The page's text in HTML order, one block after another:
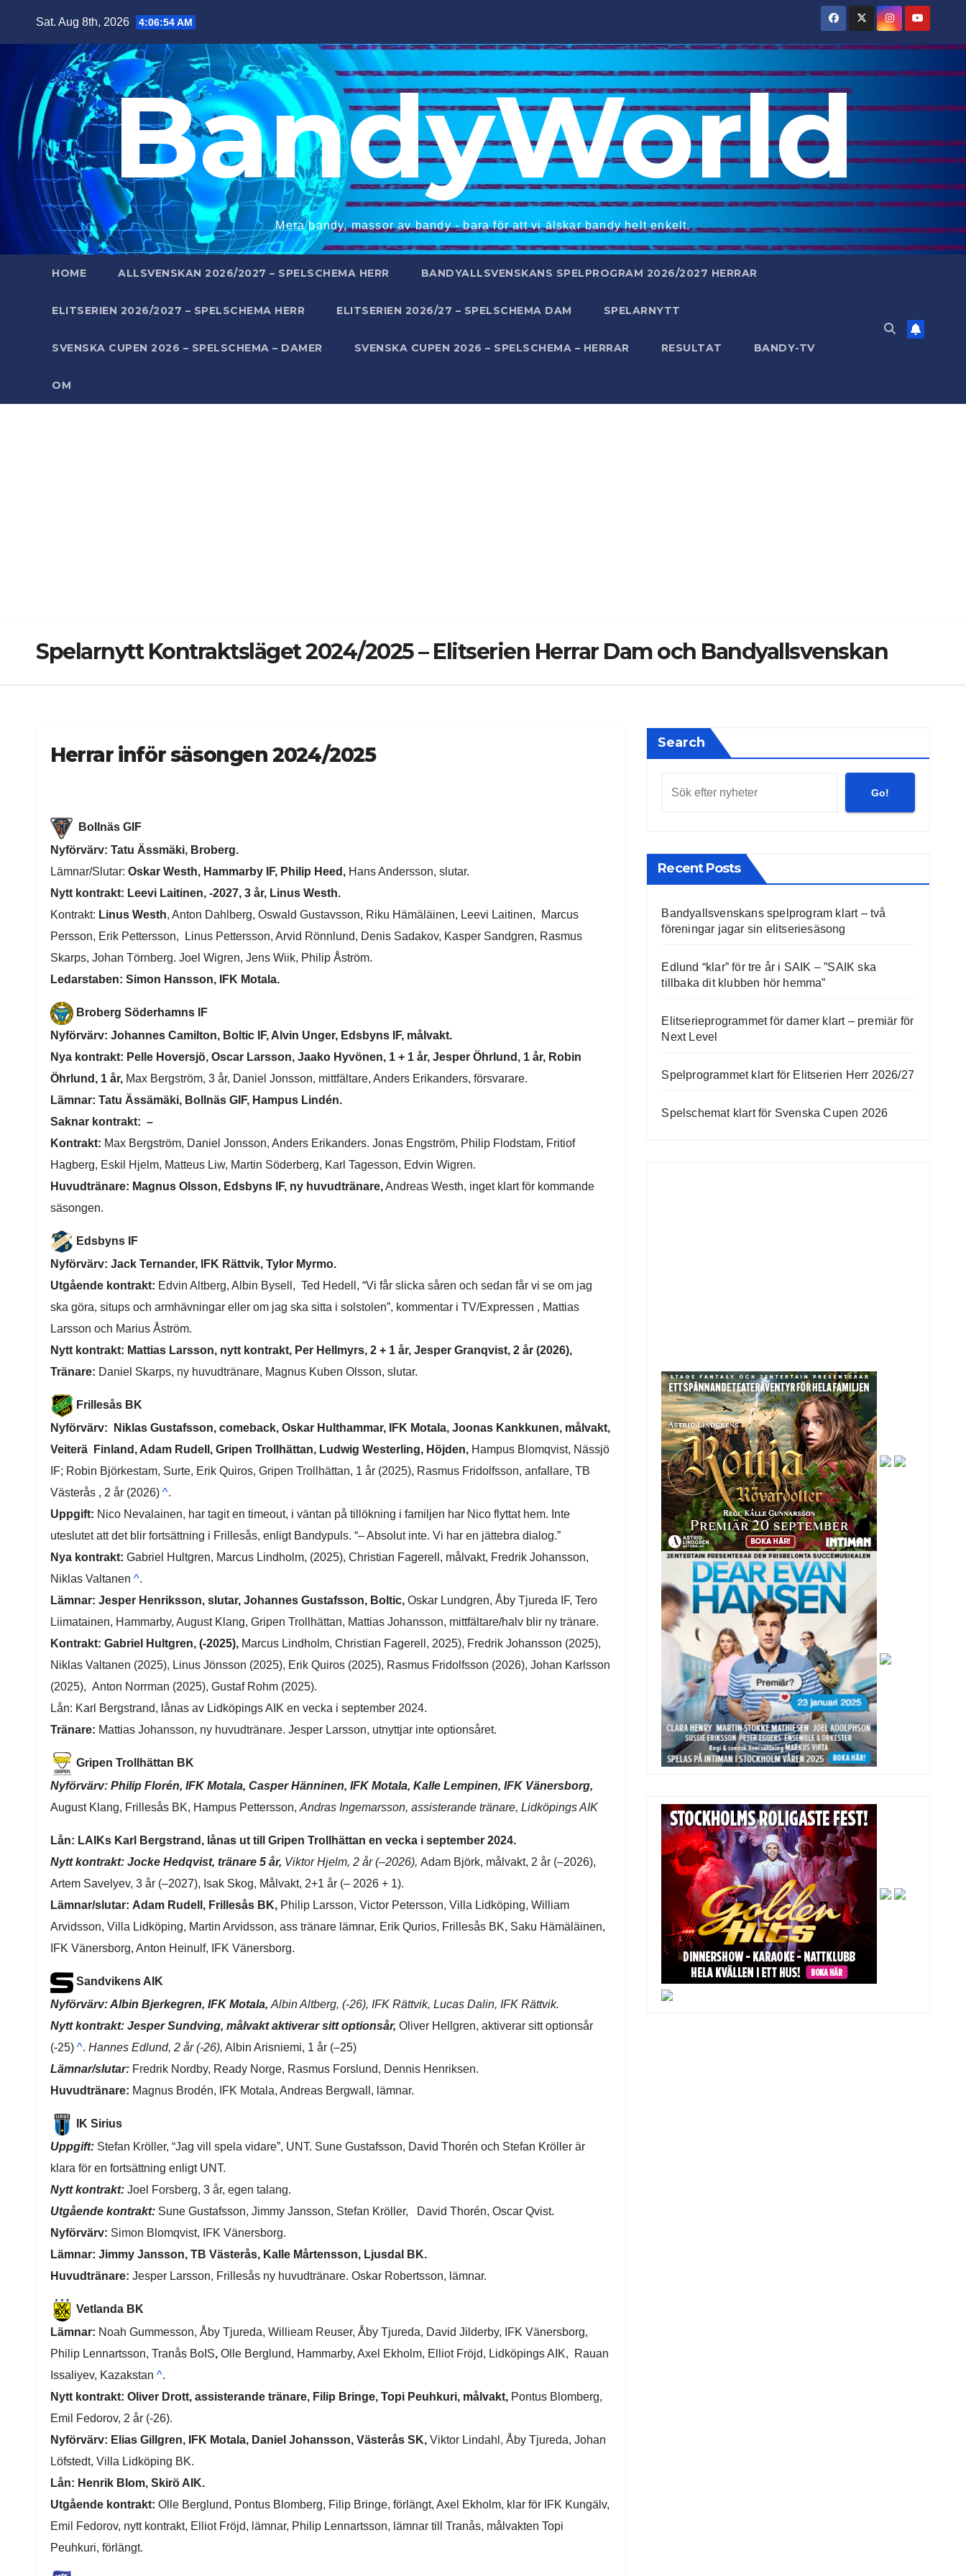
Sat. Aug 8th, 2026 4:06:55 AM
BandyWorld
Mera bandy, massor av bandy - bara för att vi älskar bandy helt enkelt.
HOME ALLSVENSKAN 2026/2027 – SPELSCHEMA HERR BANDYALLSVENSKANS SPELPROGRAM 2026/2027 HERRAR
ELITSERIEN 2026/2027 – SPELSCHEMA HERR ELITSERIEN 2026/27 – SPELSCHEMA DAM SPELARNYTT
SVENSKA CUPEN 2026 – SPELSCHEMA – DAMER SVENSKA CUPEN 2026 – SPELSCHEMA – HERRAR RESULTAT BANDY-TV
OM
Spelarnytt Kontraktsläget 2024/2025 – Elitserien Herrar Dam och Bandyallsvenskan
Herrar inför säsongen 2024/2025
Bollnäs GIF
Nyförvärv: Tatu Ässmäki, Broberg.
Lämnar/Slutar: Oskar Westh, Hammarby IF, Philip Heed, Hans Andersson, slutar.
Nytt kontrakt: Leevi Laitinen, -2027, 3 år, Linus Westh.
Kontrakt: Linus Westh, Anton Dahlberg, Oswald Gustavsson, Riku Hämäläinen, Leevi Laitinen, Marcus
Persson, Erik Pettersson, Linus Pettersson, Arvid Rönnlund, Denis Sadakov, Kasper Sandgren, Rasmus
Skarps, Johan Törnberg. Joel Wigren, Jens Wiik, Philip Åström.
Ledarstaben: Simon Hansson, IFK Motala.
Broberg Söderhamns IF
Nyförvärv: Johannes Camilton, Boltic IF, Alvin Unger, Edsbyns IF, målvakt.
Nya kontrakt: Pelle Hoversjö, Oscar Larsson, Jaako Hyvönen, 1 + 1 år, Jesper Öhrlund, 1 år, Robin
Öhrlund, 1 år, Max Bergström, 3 år, Daniel Jonsson, mittfältare, Anders Erikanders, försvarare.
Lämnar: Tatu Ässämäki, Bollnäs GIF, Hampus Lindén.
Saknar kontrakt: –
Kontrakt: Max Bergström, Daniel Jonsson, Anders Erikanders. Jonas Engström, Philip Flodstam, Fritiof
Hagberg, Eskil Hjelm, Matteus Liw, Martin Söderberg, Karl Tagesson, Edvin Wigren.
Huvudtränare: Magnus Olsson, Edsbyns IF, ny huvudtränare,Andreas Westh, inget klart för kommande
säsongen.
Edsbyns IF
Nyförvärv: Jack Ternander, IFK Rättvik, Tylor Myrmo.
Utgående kontrakt: Edvin Altberg, Albin Bysell, Ted Hedell, “Vi får slicka såren och sedan får vi se om jag
ska göra, situps och armhävningar eller om jag ska sitta i solstolen”, kommentar i TV/Expressen , Mattias
Larsson och Marius Åström.
Nytt kontrakt: Mattias Larsson, nytt kontrakt, Per Hellmyrs, 2 + 1 år, Jesper Granqvist, 2 år (2026),
Tränare: Daniel Skarps, ny huvudtränare, Magnus Kuben Olsson, slutar.
Frillesås BK
Nyförvärv:
Niklas Gustafsson, comeback, Oskar Hulthammar, IFK Motala, Joonas Kankkunen, målvakt,
Veiterä Finland, Adam Rudell, Gripen Trollhättan, Ludwig Westerling, Höjden, Hampus Blomqvist, Nässjö
IF; Robin Björkestam, Surte, Erik Quiros, Gripen Trollhättan, 1 år (2025), Rasmus Fridolfsson, anfallare, TB
Västerås , 2 år (2026) ^.
Uppgift: Nico Nevalainen, har tagit en timeout, i väntan på tillökning i familjen har Nico flyttat hem. Inte
uteslutet att det blir fortsättning i Frillesås, enligt Bandypuls. “– Absolut inte. Vi har en jättebra dialog.”
Nya kontrakt: Gabriel Hultgren, Marcus Lindholm, (2025), Christian Fagerell, målvakt, Fredrik Johansson,
Niklas Valtanen ^.
Lämnar: Jesper Henriksson, slutar, Johannes Gustafsson, Boltic, Oskar Lundgren, Åby Tjureda IF, Tero
Liimatainen, Hammarby, August Klang, Gripen Trollhättan, Mattias Johansson, mittfältare/halv blir ny tränare.
Kontrakt: Gabriel Hultgren, (-2025), Marcus Lindholm, Christian Fagerell, 2025), Fredrik Johansson (2025),
Niklas Valtanen (2025), Linus Jönsson (2025), Erik Quiros (2025), Rasmus Fridolfsson (2026), Johan Karlsson
(2025), Anton Norrman (2025), Gustaf Rohm (2025).
Lån: Karl Bergstrand, lånas av Lidköpings AIK en vecka i september 2024.
Tränare: Mattias Johansson, ny huvudtränare. Jesper Larsson, utnyttjar inte optionsåret.
Gripen Trollhättan BK
Nyförvärv: Philip Florén, IFK Motala, Casper Hänninen, IFK Motala, Kalle Lempinen, IFK Vänersborg,
August Klang, Frillesås BK, Hampus Pettersson, Andras Ingemarsson, assisterande tränare, Lidköpings AIK
Lån: LAIKs Karl Bergstrand, lånas ut till Gripen Trollhättan en vecka i september 2024.
Nytt kontrakt: Jocke Hedqvist, tränare 5 år, Viktor Hjelm, 2 år (–2026), Adam Björk, målvakt, 2 år (–2026),
Artem Savelyev, 3 år (–2027), Isak Skog, Målvakt, 2+1 år (– 2026 + 1).
Lämnar/slutar: Adam Rudell, Frillesås BK, Philip Larsson, Victor Petersson, Villa Lidköping, William
Arvidsson, Villa Lidköping, Martin Arvidsson, ass tränare lämnar, Erik Qurios, Frillesås BK, Saku Hämäläinen,
IFK Vänersborg, Anton Heinulf, IFK Vänersborg.
Sandvikens AIK
Nyförvärv: Albin Bjerkegren, IFK Motala, Albin Altberg, (-26), IFK Rättvik, Lucas Dalin, IFK Rättvik.
Nytt kontrakt: Jesper Sundving, målvakt aktiverar sitt optionsår, Oliver Hellgren, aktiverar sitt optionsår
(-25) ^. Hannes Edlund, 2 år (-26), Albin Arisniemi, 1 år (–25)
Lämnar/slutar: Fredrik Nordby, Ready Norge, Rasmus Forslund, Dennis Henriksen.
Huvudtränare: Magnus Brodén, IFK Motala, Andreas Bergwall, lämnar.
IK Sirius
Uppgift: Stefan Kröller, “Jag vill spela vidare”, UNT. Sune Gustafsson, David Thorén och Stefan Kröller är
klara för en fortsättning enligt UNT.
Nytt kontrakt: Joel Forsberg, 3 år, egen talang.
Utgående kontrakt: Sune Gustafsson, Jimmy Jansson, Stefan Kröller, David Thorén, Oscar Qvist.
Nyförvärv: Simon Blomqvist, IFK Vänersborg.
Lämnar: Jimmy Jansson, TB Västerås, Kalle Mårtensson, Ljusdal BK.
Huvudtränare: Jesper Larsson, Frillesås ny huvudtränare. Oskar Robertsson, lämnar.
Vetlanda BK
Lämnar: Noah Gummesson, Åby Tjureda, Willieam Reuser, Åby Tjureda, David Jilderby, IFK Vänersborg,
Philip Lennartsson, Tranås BoIS, Olle Berglund, Hammarby, Axel Ekholm, Elliot Fröjd, Lidköpings AIK, Rauan
Issaliyev, Kazakstan ^.
Nytt kontrakt: Oliver Drott, assisterande tränare, Filip Bringe, Topi Peuhkuri, målvakt, Pontus Blomberg,
Emil Fedorov, 2 år (-26).
Nyförvärv: Elias Gillgren, IFK Motala, Daniel Johansson, Västerås SK, Viktor Lindahl, Åby Tjureda, Johan
Löfstedt, Villa Lidköping BK.
Lån: Henrik Blom, Skirö AIK.
Utgående kontrakt: Olle Berglund, Pontus Blomberg, Filip Bringe, förlängt, Axel Ekholm, klar för IFK Kungälv,
Emil Fedorov, nytt kontrakt, Elliot Fröjd, lämnar, Philip Lennartsson, lämnar till Tranås, målvakten Topi
Peuhkuri, förlängt.
Search
Go!
Recent Posts
Bandyallsvenskans spelprogram klart – två
föreningar jagar sin elitseriesäsong
Edlund “klar” för tre år i SAIK – ”SAIK ska
tillbaka dit klubben hör hemma”
Elitserieprogrammet för damer klart – premiär för
Next Level
Spelprogrammet klart för Elitserien Herr 2026/27
Spelschemat klart för Svenska Cupen 2026